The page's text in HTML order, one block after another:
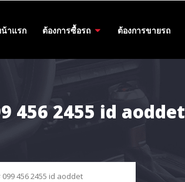
าแรก ต้องการซื้อรถ ต้องการขายรถ
456 2455 id aoddet
456 2455 id aoddet